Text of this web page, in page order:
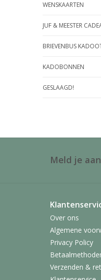
WENSKAARTEN
JUF & MEESTER
BRIEVENBUS
KADOBONNEN
GESLAAGD!
Meld je
Over ons
Algemene
Privacy Policy
Verzenden &